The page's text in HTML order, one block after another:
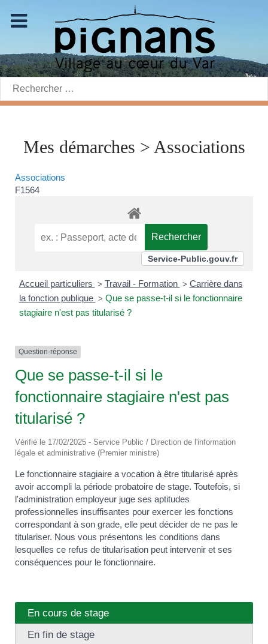
Rechercher:
Mes démarches > Associations
Associations
F1564
Service-Public.gouv.fr
Accueil particuliers > Travail - Formation > Carrière dans
la fonction publique > Que se passe-t-il si le fonctionnaire
stagiaire n'est pas titularisé ?
Question-réponse
Que se passe-t-il si le
fonctionnaire stagiaire n'est pas
titularisé ?
Vérifié le 17/02/2025 - Service Public / Direction de l'information
légale et administrative (Premier ministre)
Le fonctionnaire stagiaire a vocation à être titularisé après
avoir accompli la période probatoire de stage. Toutefois, si
l'administration employeur juge ses aptitudes
professionnelles insuffisantes pour exercer les fonctions
correspondant à son grade, elle peut décider de ne pas le
titulariser. Nous vous présentons les conditions dans
lesquelles ce refus de titularisation peut intervenir et ses
conséquences pour le fonctionnaire.
En cours de stage
En fin de stage